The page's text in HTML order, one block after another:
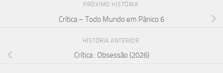
PRÓXIMO HISTÓRIA
Crítica – Todo Mundo em Pânico 6
HISTÓRIA ANTERIOR
Crítica : Obsessão (2026)